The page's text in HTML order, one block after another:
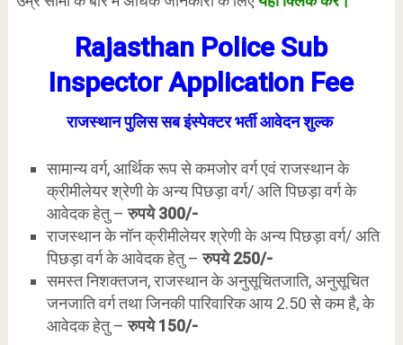
Rajasthan Police Sub
Inspector Application Fee
राजस्थान पुलिस सब इंस्पेक्टर भर्ती आवेदन शुल्क
सामान्य वर्ग, आर्थिक रूप से कमजोर वर्ग एवं राजस्थान के
क्रीमीलेयर श्रेणी के अन्य पिछड़ा वर्ग/ अति पिछड़ा वर्ग के
आवेदक हेतु –रुपये 300/-
राजस्थान के नॉन क्रीमीलेयर श्रेणी के अन्य पिछड़ा वर्ग/ अति
पिछड़ा वर्ग के आवेदक हेतु –रुपये 250/-
समस्त निशक्तजन, राजस्थान के अनुसूचितजाति, अनुसूचित
जनजाति वर्ग तथा जिनकी पारिवारिक आय 2.50 से कम है, के
आवेदक हेतु –रुपये 150/-